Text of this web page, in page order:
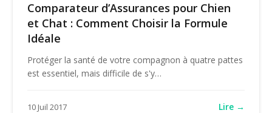
Comparateur d’Assurances pour Chien
et Chat : Comment Choisir la Formule
Idéale
Protéger la santé de votre compagnon à quatre pattes
est essentiel, mais difficile de s'y…
10 Juil 2017 Lire →